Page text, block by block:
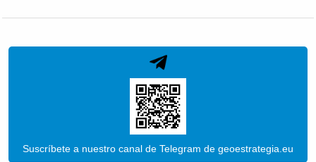
Suscríbete a nuestro canal de Telegram de geoestrategia.eu